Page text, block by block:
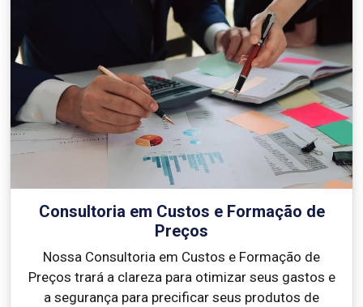
Consultoria em Custos e Formação de
Preços
Nossa Consultoria em Custos e Formação de
Preços trará a clareza para otimizar seus gastos e
a segurança para precificar seus produtos de